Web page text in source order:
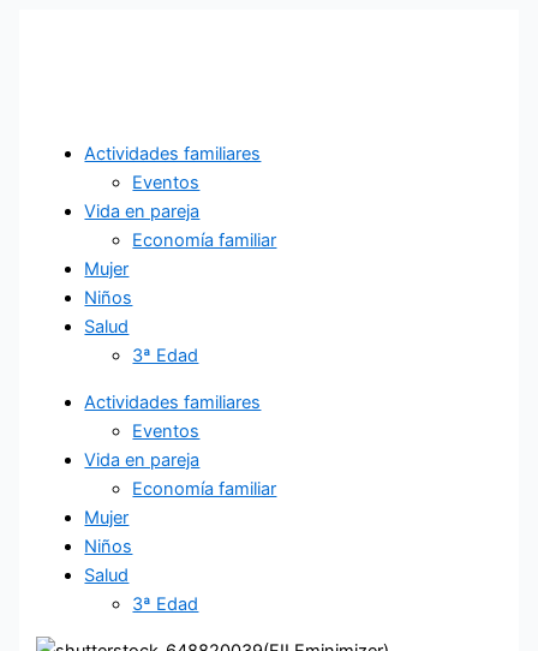
Actividades familiares
Eventos
Vida en pareja
Economía familiar
Mujer
Niños
Salud
3ª Edad
Actividades familiares
Eventos
Vida en pareja
Economía familiar
Mujer
Niños
Salud
3ª Edad